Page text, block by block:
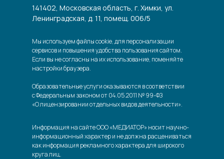
Мы используем файлы cookie, для персонализации
сервисов и повышения удобства пользования сайтом.
Если вы не согласны на их использование, поменяйте
настройки браузера.
Образовательные услуги оказываются в соответствии
с Федеральным законом от 04.05.2011 № 99-ФЗ
«О лицензировании отдельных видов деятельности».
141402, Московская область, г. Химки, ул.
Ленинградская, д. 11, помещ. 006/5
Информация на сайте ООО «МЕДИАТОР» носит научно-
информационный характер и не должна расцениваться
как информация рекламного характера для широкого
круга лиц.